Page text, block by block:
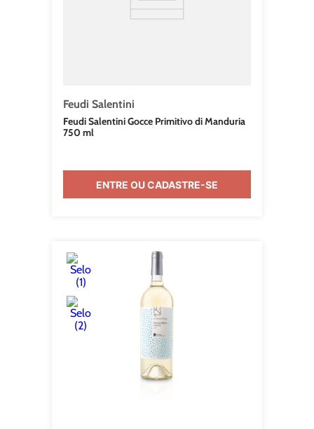
Feudi Salentini
Feudi Salentini Gocce Primitivo di Manduria
750 ml
ENTRE OU CADASTRE-SE